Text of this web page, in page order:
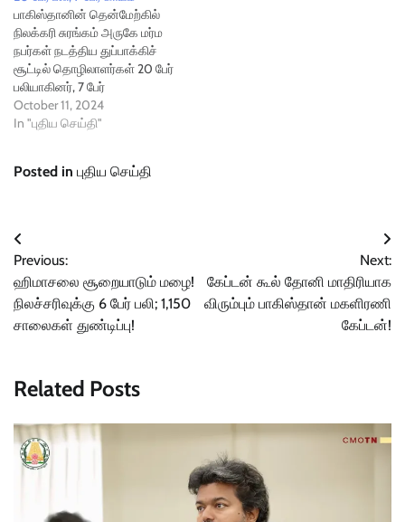
பாகிஸ்தானின் தென்மேற்கில்
நிலக்கரி சுரங்கம் அருகே மர்ம
நபர்கள் நடத்திய துப்பாக்கிச்
சூட்டில் தொழிலாளர்கள் 20 பேர்
பலியாகினர், 7 பேர்
காயமடைந்தனர் என்று
காவல்துறை அதிகாரி ஒருவர்
அமைப்பின் உச்சிமாநாடு
மாகாணத்தில் துப்பாக்கி சூடு
இஸ்ரேல் வான்வழித் தாக்குதல்:
லெபனானில் 22 பேர்
பலிஇதுதொடர்பாக காவல்துறை
அதிகாரி ஹமாயுன் கான் நசீர்
October 11, 2024
In "புதிய செய்தி"
Posted in புதிய செய்தி
Post
navigation
Previous:
ஹிமாசலை சூறையாடும் மழை!
நிலச்சரிவுக்கு 6 பேர் பலி; 1,150
சாலைகள் துண்டிப்பு!
Next:
கேப்டன் கூல் தோனி மாதிரியாக
விரும்பும் பாகிஸ்தான் மகளிரணி
கேப்டன்!
Related Posts